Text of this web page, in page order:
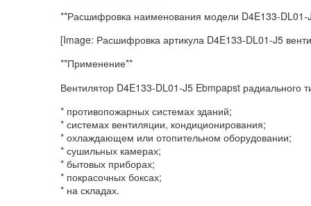
**Расшифровка наименования модели D4E133-DL01-
[Image: Расшифровка артикула D4E133-DL01-J5
**Применение**
Вентилятор D4E133-DL01-J5 Ebmpapst
* противопожарных системах зданий;
* системах вентиляции, кондиционирования;
* охлаждающем или отопительном оборудовании;
* сушильных камерах;
* бытовых приборах;
* покрасочных боксах;
* на складах.